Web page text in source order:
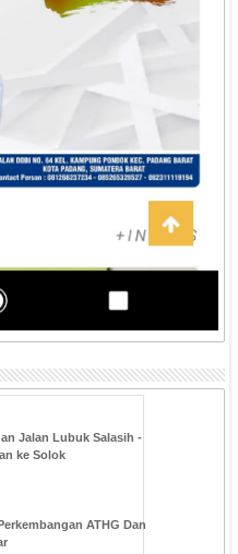
Jalan Lubuk Salasih -
ke Solok
ATHG Dan